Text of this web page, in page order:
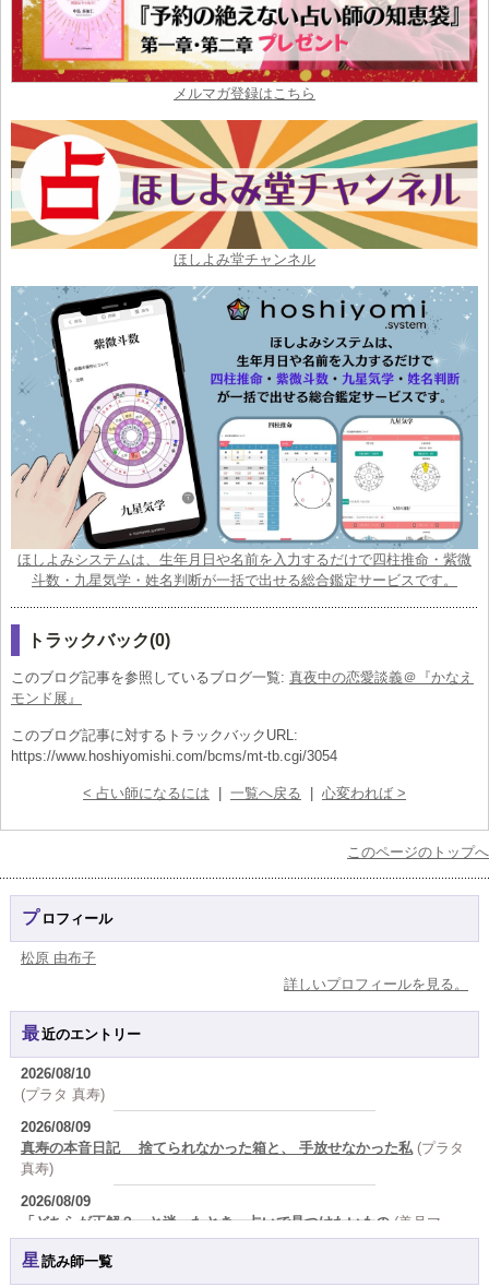
メルマガ登録はこちら
ほしよみ堂チャンネル
ほしよみシステムは、生年月日や名前を入力するだけで四柱推命・紫微
斗数・九星気学・姓名判断が一括で出せる総合鑑定サービスです。
トラックバック(0)
このブログ記事を参照しているブログ一覧: 真夜中の恋愛談義＠『かなえ
モンド展』
このブログ記事に対するトラックバックURL:
https://www.hoshiyomishi.com/bcms/mt-tb.cgi/3054
< 占い師になるには 一覧へ戻る 心変われば >
このページのトップへ
プロフィール
松原 由布子
詳しいプロフィールを見る。
最近のエントリー
2026/08/10
(プラタ 真寿)
2026/08/09
真寿の本音日記 捨てられなかった箱と、 手放せなかった私 (プラタ
真寿)
2026/08/09
「どちらが正解？」と迷ったとき、占いで見つけたいもの (美月マー
シャ)
星読み師一覧